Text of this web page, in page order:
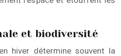
et biodiversité
hiver détermine souvent la